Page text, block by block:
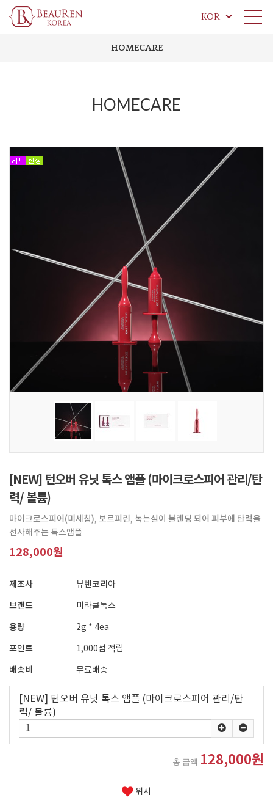
KOR
HOMECARE
HOMECARE
[NEW] 턴오버 유닛 톡스 앰플 (마이크로스피어 관리/탄
력/ 볼륨)
마이크로스피어(미세침), 보르피린, 녹는실이 블렌딩 되어 피부에 탄력을
선사해주는 톡스앰플
128,000원
제조사 뷰렌코리아
브랜드 미라클톡스
용량 2g * 4ea
포인트 1,000점 적립
배송비 무료배송
[NEW] 턴오버 유닛 톡스 앰플 (마이크로스피어 관리/탄
력/ 볼륨)
총 금액 128,000원
위시